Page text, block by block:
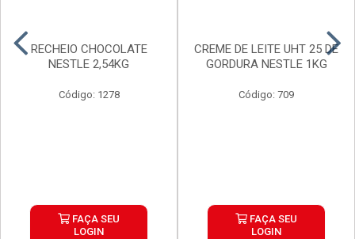
RECHEIO CHOCOLATE
NESTLE 2,54KG
Código: 1278
FAÇA SEU
LOGIN
CREME DE LEITE UHT 25 DE
GORDURA NESTLE 1KG
Código: 709
FAÇA SEU
LOGIN